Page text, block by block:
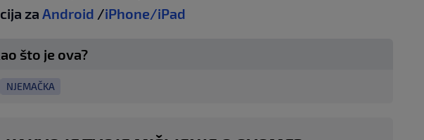
za Android /iPhone/iPad
što je ova?
NJEMAČKA